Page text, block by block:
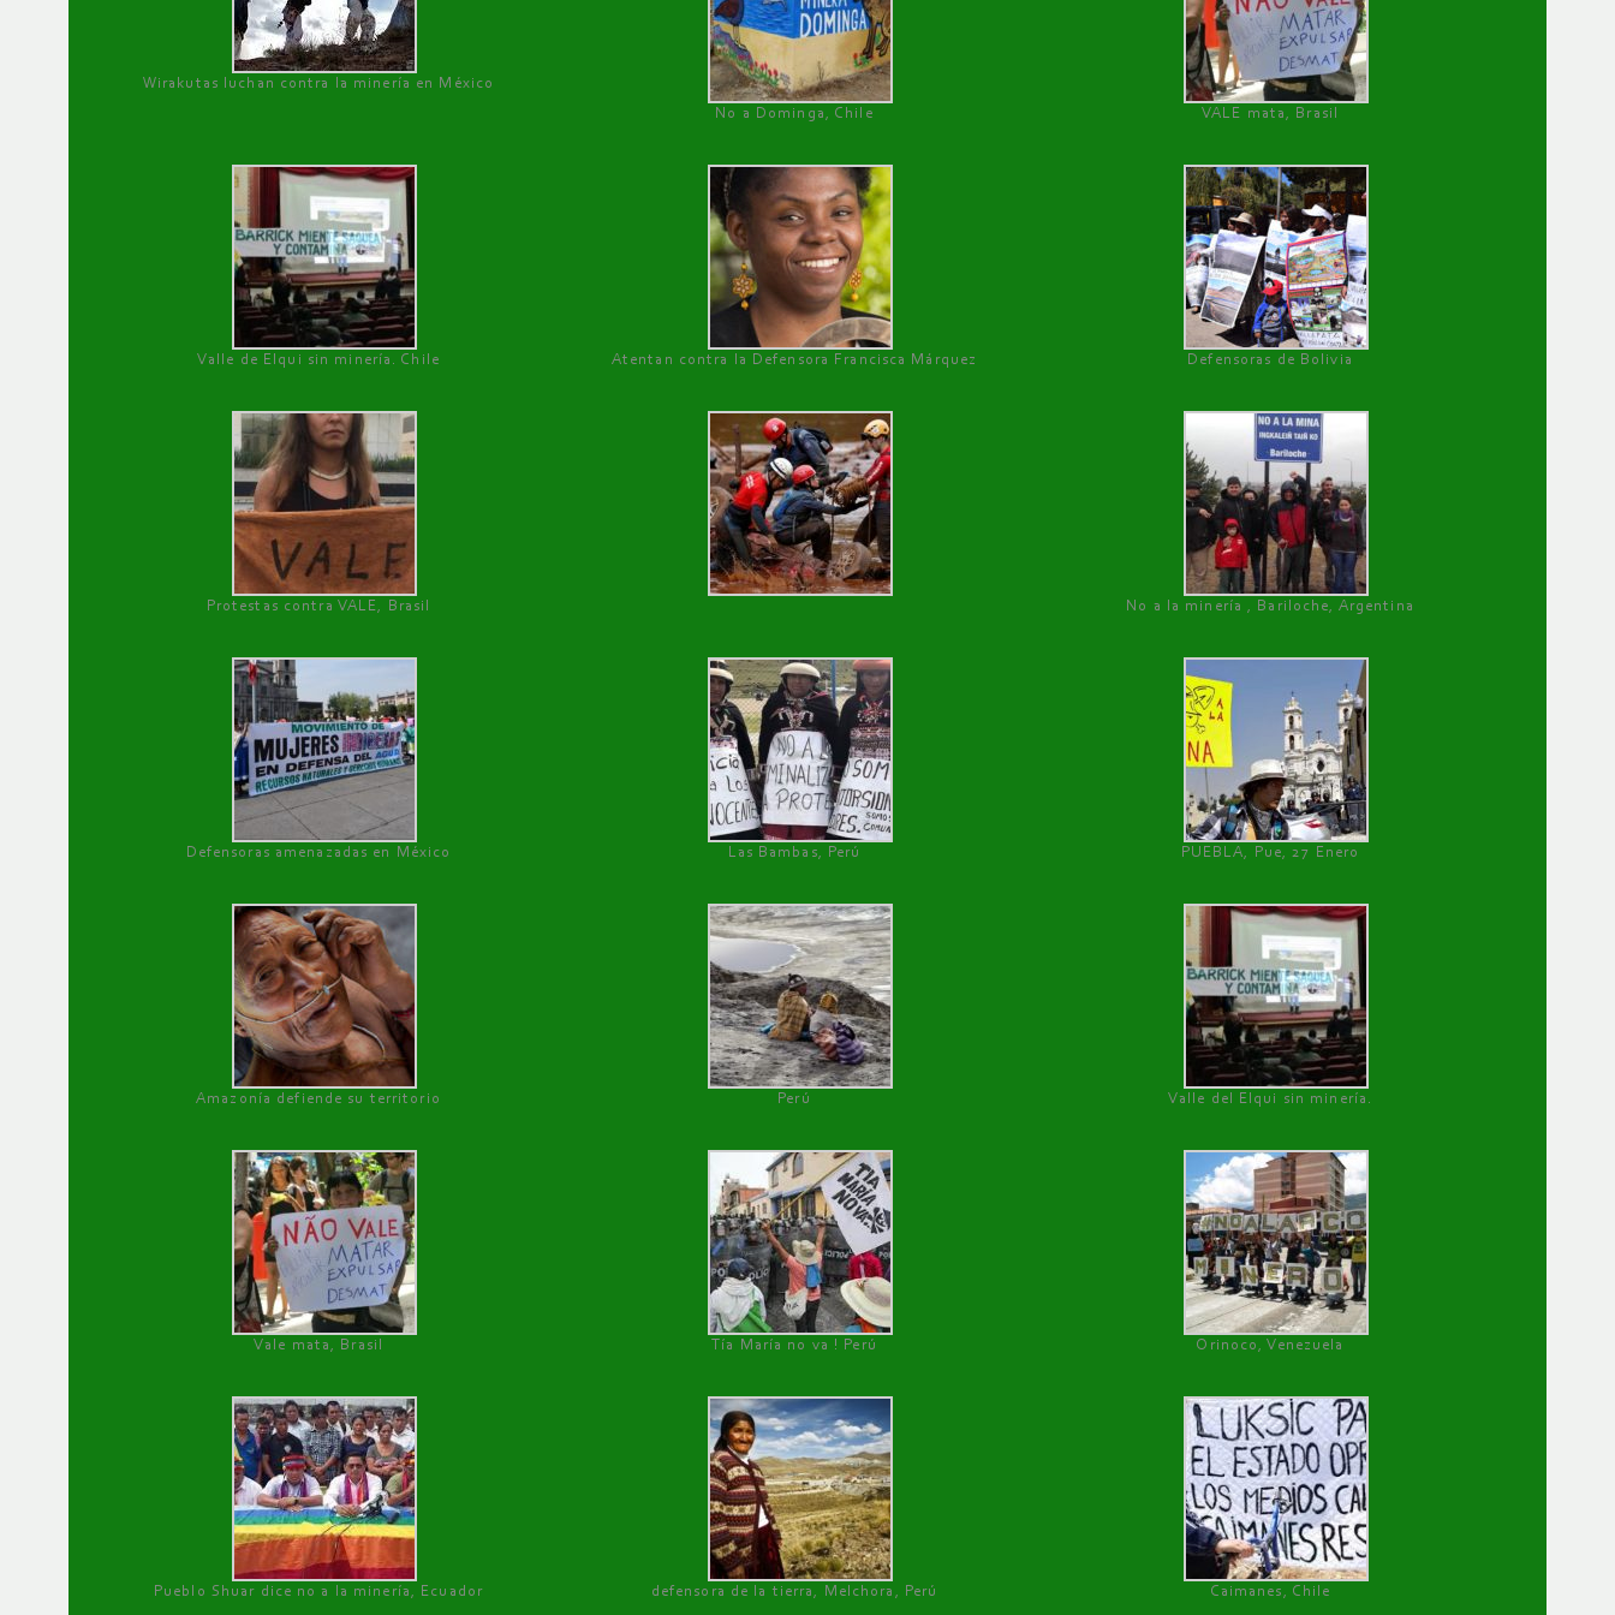
Wirakutas luchan contra la minería en México
No a Dominga, Chile
VALE mata, Brasil
Valle de Elqui sin minería. Chile Atentan contra la Defensora Francisca Márquez Defensoras de Bolivia
Protestas contra VALE, Brasil No a la minería , Bariloche, Argentina
Defensoras amenazadas en México Las Bambas, Perú PUEBLA, Pue, 27 Enero
Amazonía defiende su territorio Perú Valle del Elqui sin minería.
Vale mata, Brasil Tía María no va ! Perú Orinoco, Venezuela
Pueblo Shuar dice no a la minería, Ecuador defensora de la tierra, Melchora, Perú Caimanes, Chile